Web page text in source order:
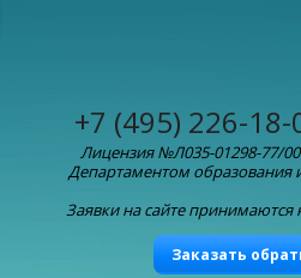
+7 (495) 226-18-
Лицензия №Л035-01298-77/
Департаментом образования
Заявки на сайте принимаются
Заказать